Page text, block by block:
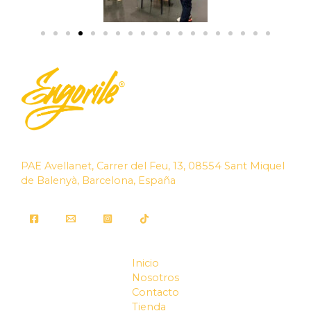
PAE Avellanet, Carrer del Feu, 13, 08554 Sant Miquel
de Balenyà, Barcelona, España
Inicio
Nosotros
Contacto
Tienda